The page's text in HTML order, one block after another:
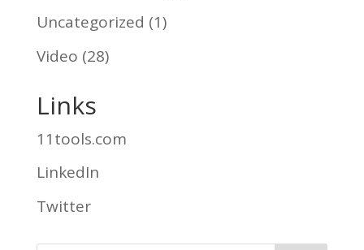
Uncategorized (1)
Video (28)
Links
11tools.com
LinkedIn
Twitter